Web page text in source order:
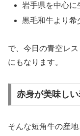
岩手県を中心に
黒毛和牛より希
で、今日の青空レ
にもなります。
赤身が美味し
そんな短角牛の産